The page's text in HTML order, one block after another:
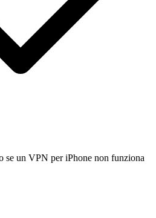
se un VPN per iPhone non funziona